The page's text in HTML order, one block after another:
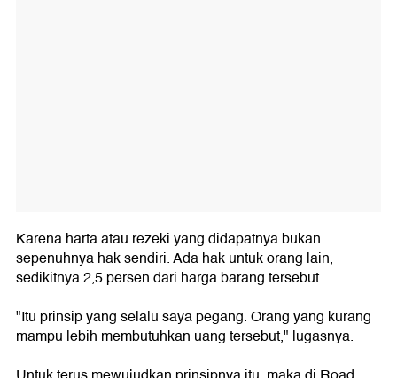
Karena harta atau rezeki yang didapatnya bukan
sepenuhnya hak sendiri. Ada hak untuk orang lain,
sedikitnya 2,5 persen dari harga barang tersebut.
"Itu prinsip yang selalu saya pegang. Orang yang kurang
mampu lebih membutuhkan uang tersebut," lugasnya.